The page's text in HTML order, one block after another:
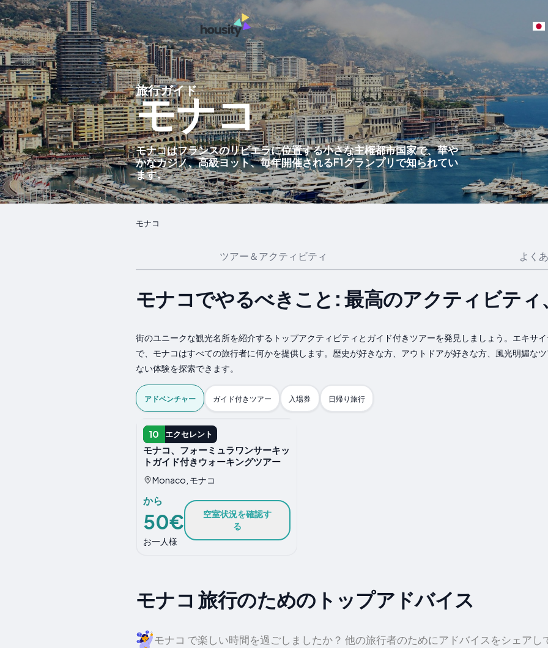
旅行ガイド
モナコ
モナコはフランスのリビエラに位置する小さな主権都市国家で、華や
かなカジノ、高級ヨット、毎年開催されるF1グランプリで知られてい
ます。
モナコ
ツアー＆アクティビティ よく
モナコでやるべきこと: 最高のアクティビティ
街のユニークな観光名所を紹介するトップアクティビティとガイド付きツアーを発見しましょう。エキサ
で、モナコはすべての旅行者に何かを提供します。歴史が好きな方、アウトドアが好きな方、風光明媚な
ない体験を探索できます。
アドベンチャー ガイド付きツアー 入場券 日帰り旅行
10 エクセレント
アドベンチャー
モナコ、フォーミュラワンサーキッ
トガイド付きウォーキングツアー
Monaco, モナコ
から
50€
お一人様
空室状況を確認す
る
モナコ 旅行のためのトップアドバイス
モナコ で楽しい時間を過ごしましたか？ 他の旅行者のためにアドバイスをシェアし